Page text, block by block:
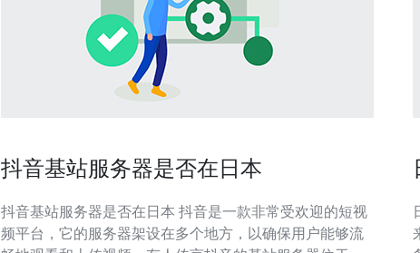
抖音基站服务器是否在日本
抖音基站服务器是否在日本 抖音是一款非常受欢迎的短视
频平台，它的服务器架设在多个地方，以确保用户能够流